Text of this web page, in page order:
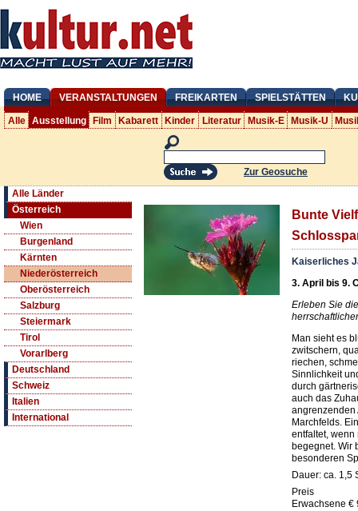
HOME VERANSTALTUNGEN FREIKARTEN SPIELSTÄTTEN
Alle Ausstellung Film Kabarett Kinder Literatur Musik-E Musik-U
Zur Geosuche
Alle Länder
Österreich
Wien
Burgenland
Kärnten
Niederösterreich
Oberösterreich
Salzburg
Steiermark
Tirol
Vorarlberg
Deutschland
Schweiz
Italien
International
Bunte
Kaiserliches
3. April bis 9.
Erleben Sie
Man sieht es
zwitschern,
riechen,
Sinnlichkeit
durch
auch das
angrenzenden
Marchfelds.
entfaltet, wenn
begegnet. Wir
besonderen
Dauer: ca. 1,5
Preis
Erwachsene €